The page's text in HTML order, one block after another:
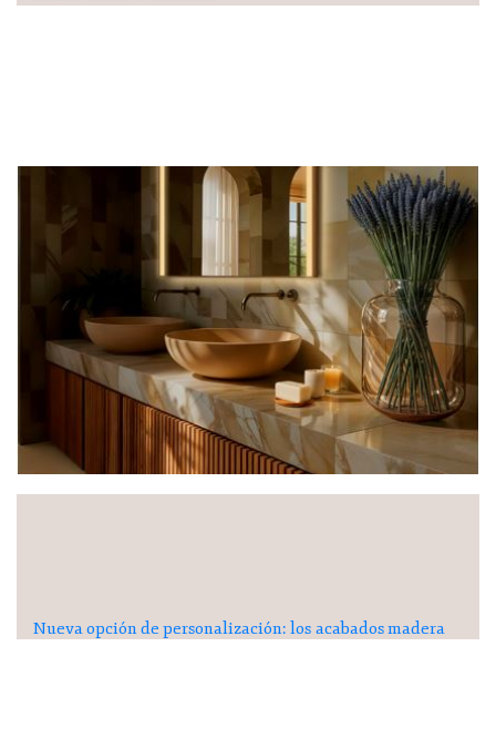
Nueva opción de personalización: los acabados madera